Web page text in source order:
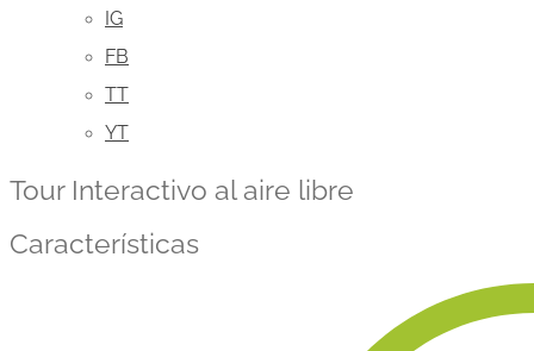
IG
FB
TT
YT
Tour Interactivo al aire libre
Características